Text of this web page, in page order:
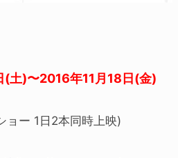
(土)〜2016年11月18日(金)
ー 1日2本同時上映)